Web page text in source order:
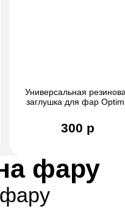
Универсальная
заглушка для фар
300 р
фару